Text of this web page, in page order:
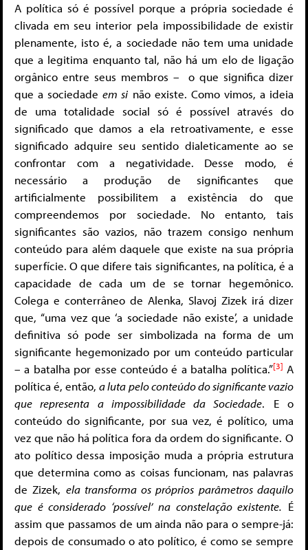
A política só é possível porque a própria sociedade é
clivada em seu interior pela impossibilidade de existir
plenamente, isto é, a sociedade não tem uma unidade
que a legitima enquanto tal, não há um elo de ligação
orgânico entre seus membros – o que significa dizer
que a sociedadeem si não existe. Como vimos, a ideia
de uma totalidade social só é possível através do
significado que damos a ela retroativamente, e esse
significado adquire seu sentido dialeticamente ao se
confrontar com a negatividade. Desse modo, é
necessário a produção de significantes que
artificialmente possibilitem a existência do que
compreendemos por sociedade. No entanto, tais
significantes são vazios, não trazem consigo nenhum
conteúdo para além daquele que existe na sua própria
superfície. O que difere tais significantes, na política, é a
capacidade de cada um de se tornar hegemônico.
Colega e conterrâneo de Alenka, Slavoj Zizek irá dizer
que, “uma vez que ‘a sociedade não existe’, a unidade
definitiva só pode ser simbolizada na forma de um
significante hegemonizado por um conteúdo particular
– a batalha por esse conteúdo é a batalha política.”[3] A
política é, então,a luta pelo conteúdo do significante vazio
que representa a impossibilidade da Sociedade. E o
conteúdo do significante, por sua vez, é político, uma
vez que não há política fora da ordem do significante. O
ato político dessa imposição muda a própria estrutura
que determina como as coisas funcionam, nas palavras
de Zizek, ela transforma os próprios parâmetros daquilo
que é considerado ‘possível’ na constelação existente. É
assim que passamos de um ainda não para o sempre-já:
depois de consumado o ato político, é como se sempre